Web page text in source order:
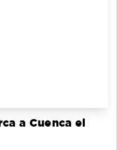
a Cuenca el